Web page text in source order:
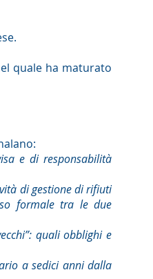
quale ha maturato
e di responsabilità
di gestione di rifiuti
formale tra le due
quali obblighi e
a sedici anni dalla